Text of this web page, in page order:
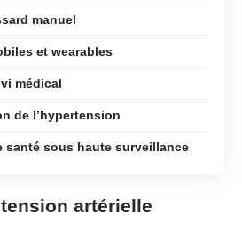
manuel
et wearables
médical
de l’hypertension
santé sous haute surveillance
artérielle